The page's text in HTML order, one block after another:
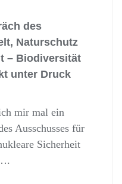
des
Naturschutz
– Biodiversität
unter Druck
mir mal ein
Ausschusses für
Sicherheit